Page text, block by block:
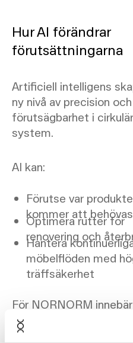
Hur AI förändrar
förutsättningarna
Artificiell intelligens
ny nivå av precision och
förutsägbarhet i
system.
AI kan:
Förutse var
kommer att behövas
Optimera rutter för
renovering och
Hantera
möbelflöden med
träffsäkerhet
För NORNORM
att tiotusentals möbler
guid­as genom